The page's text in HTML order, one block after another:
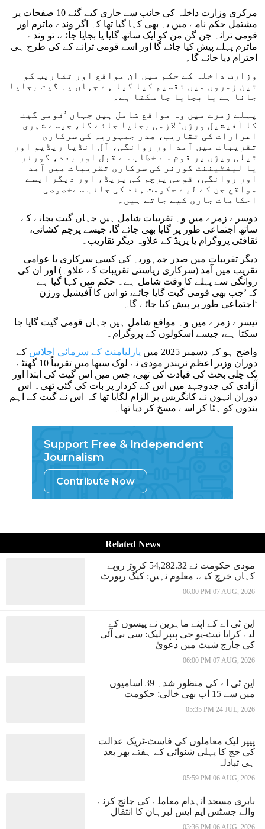
مرکزی وزارت داخلہ کی جانب سے جاری کیے گئے 10 صفحات پر
مشتمل حکم نامے میں یہ بھی کہا گیا تھا کہ اگر وندے ماترم اور
قومی ترانہ جن گن من کو ایک ساتھ گایا یا بجایا جائے، تو وندے
ماترم پہلے پیش کیا جائے گا اور اسے قومی ترانے کے کی طرح ہی
احترام دیا جائے گا۔
وزارت داخلہ کے حکم میں ان مواقع اور تقاریب کو
تین زمروں میں تقسیم کیا گیا ہے جہاں یہ گیت بجایا
جانا ہے یا بجایا جا سکتا ہے۔
پہلے زمرے میں وہ مواقع شامل ہیں جہاں ’قومی گیت
کا آفیشیل ورژن‘ لازمی بجایا جائے گا، جیسے شہری
اعزازات کی تقاریب، صدر جمہوریہ کی سرکاری
تقریبات میں آمد اور روانگی، آل انڈیا ریڈیو اور
ٹیلی ویژن پر قوم سے خطاب سے قبل اور بعد، گورنر
یا لیفٹیننٹ گورنر کی سرکاری تقریبات میں آمد
اور روانگی، قومی پرچم کی پریڈ، اور دیگر ایسے
مواقع جن کے لیے حکومت ہند کی جانب سےخصوصی
احکامات جاری کیے جاتے ہیں۔
دوسرے زمرے میں وہ تقریبات شامل ہیں جہاں گیت بجانے کے
ساتھ اجتماعی طور پر گایا بھی جائے گا، جیسے پرچم کشائی،
ثقافتی پروگرام یا پریڈ کے علاوہ دیگر تقاریب۔
دیگر تقریبات میں صدر جمہوریہ کی کسی سرکاری یا عوامی
تقریب میں آمد (سرکاری ریاستی تقریبات کے علاوہ) اور ان کی
روانگی سے پہلے کا وقت شامل ہے۔ حکم میں کہا گیا ہے
کہ’جب بھی قومی گیت گایا جائے، تو اس کا آفیشیل ورژن
اجتماعی طور پر پیش کیا جائے گا۔‘
تیسرے زمرے میں وہ مواقع شامل ہیں جہاں قومی گیت گایا جا
سکتا ہے، جیسے اسکولوں کے پروگرام۔
واضح ہو کہ دسمبر 2025 میں
پارلیامنٹ کے سرمائی اجلاس کے
دوران وزیر اعظم نریندر مودی نے لوک سبھا میں تقریباً 10 گھنٹے
تک چلی بحث کی قیادت کی تھی، جس میں اس گیت کی ابتدا اور
آزادی کی جدوجہد میں اس کے کردار پر بات کی گئی تھی۔ اس
دوران انہوں نے کانگریس پر الزام لگایا تھا کہ اس نے گیت کے اہم
بندوں کو ہٹا کر اسے مسخ کر دیا تھا۔
Support Free & Independent
Journalism
Contribute Now
Related News
مودی حکومت نے 54,282.32 کروڑ روپے
کہاں خرچ کیے، معلوم نہیں: کیگ رپورٹ
06:00 PM 07 AUG, 2026
این ٹی اے کے اپنے ماہرین نے پیسوں کے
لیے کرایا نیٹ-یو جی پیپر لیک: سی بی آئی
کی چارج شیٹ میں دعویٰ
06:00 PM 07 AUG, 2026
این ٹی اے کی منظور شدہ 39 اسامیوں
میں سے 15 اب بھی خالی: حکومت
05:35 PM 24 JUL, 2026
پیپر لیک معاملوں کی فاسٹ-ٹریک عدالت
کی جج کا پہلی شنوائی کے ہفتے بھر بعد
ہی تبادلہ
05:59 PM 06 AUG, 2026
بابری مسجد انہدام معاملے کی جانچ کرنے
والے جسٹس ایم ایس لبرہان کا انتقال
03:36 PM 06 AUG, 2026